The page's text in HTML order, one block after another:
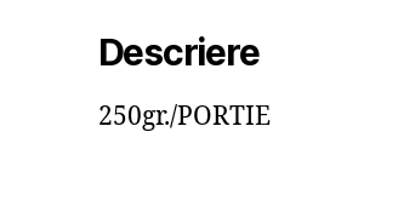
Descriere
250gr./PORTIE